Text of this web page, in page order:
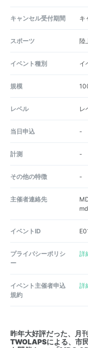
キャンセル受付期間 キ
スポーツ 陸
イベント種別 イ
規模
レベル レ
当日申込 -
計測 -
その他の特徴 -
主催者連絡先
イベントID
プライバシーポリシ
ー
詳
イベント主催者申込
規約
詳
昨年大好評だった、月
TWOLAPSによる、市